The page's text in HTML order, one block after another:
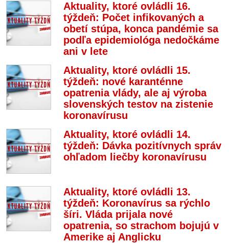
Aktuality, ktoré ovládli 16.
týždeň: Počet infikovaných a
obetí stúpa, konca pandémie sa
podľa epidemiológa nedočkáme
ani v lete
Aktuality, ktoré ovládli 15.
týždeň: nové karanténne
opatrenia vlády, ale aj výroba
slovenských testov na zistenie
koronavírusu
Aktuality, ktoré ovládli 14.
týždeň: Dávka pozitívnych správ
ohľadom liečby koronavírusu
Aktuality, ktoré ovládli 13.
týždeň: Koronavírus sa rýchlo
šíri. Vláda prijala nové
opatrenia, so strachom bojujú v
Amerike aj Anglicku